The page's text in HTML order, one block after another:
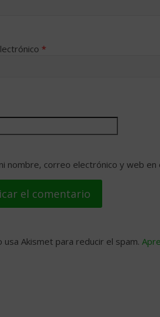
*
nombre, correo electrónico y web
usa Akismet para reducir el spam.